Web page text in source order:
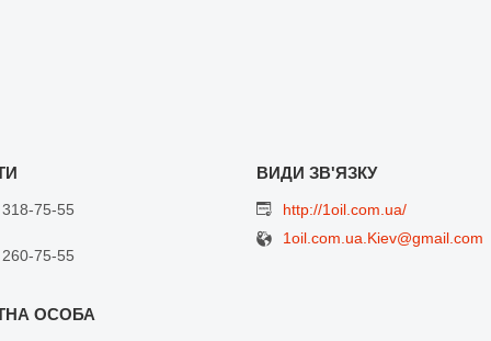
75-55
75-55
http://1oil.com.ua/
1oil.com.ua.Kiev@gmail.com